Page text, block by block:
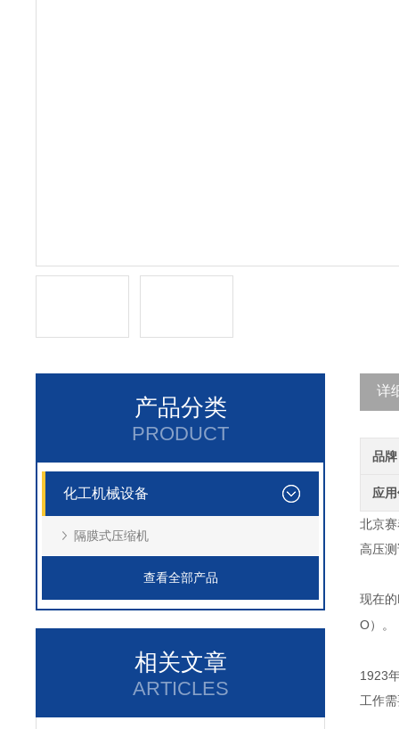
产品分类
PRODUCT
化工机械设备
隔膜式压缩机
查看全部产品
相关文章
ARTICLES
详
品牌
应
北京
高压
现在的
O）。
1923
工作